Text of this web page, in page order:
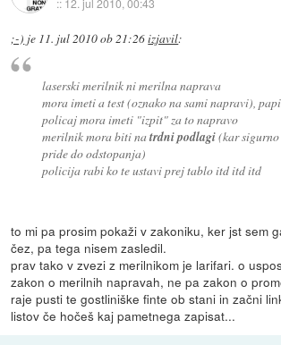
;-) je 11. jul 2010 ob 21:26izjavil:
laserski merilnik ni merilna naprava
mora imeti a test (oznako na sami napravi),
policaj mora imeti "izpit" za to napravo
merilnik mora biti natrdni podlagi(kar sigurno
pride do odstopanja)
policija rabi ko te ustavi prej tablo itd itd itd
to mi pa prosim pokaži v zakoniku, ker jst sem
čez, pa tega nisem zasledil.
prav tako v zvezi z merilnikom je larifari. o
zakon o merilnih napravah, ne pa zakon o
raje pusti te gostliniške finte ob stani in začni
listov če hočeš kaj pametnega zapisat...